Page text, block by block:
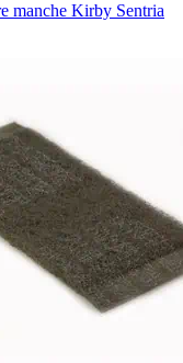
manche Kirby Sentria